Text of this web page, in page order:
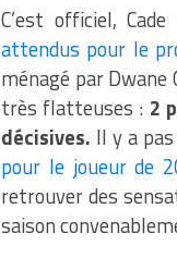
C’est officiel,
attendus pour le
ménagé par
très flatteuses : 2
décisives. Il y a
pour le joueur de
retrouver des
saison